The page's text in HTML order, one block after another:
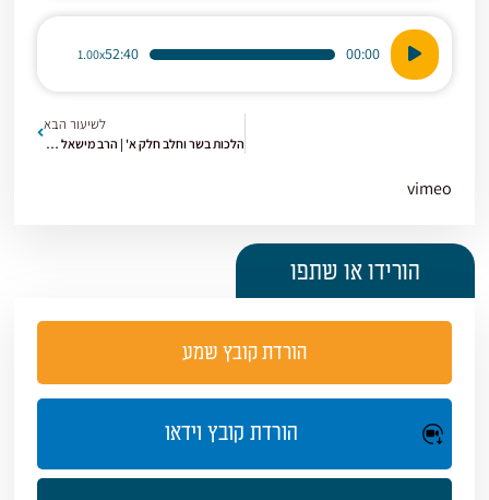
נגן
אודיו
00:00
52:40
1.00x
לשיעור הבא
הלכות בשר וחלב חלק א' | הרב מישאל רובין | הלכות כשרות | תשפ"ה [1]
vimeo
הורידו או שתפו
הורדת קובץ שמע
הורדת קובץ וידאו